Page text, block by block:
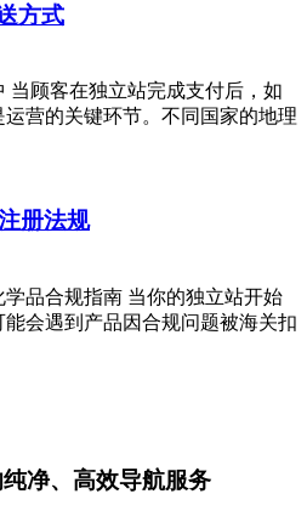
方式
当顾客在独立站完成支付后，如
营的关键环节。不同国家的地理
册法规
品合规指南 当你的独立站开始
会遇到产品因合规问题被海关扣
净、高效导航服务